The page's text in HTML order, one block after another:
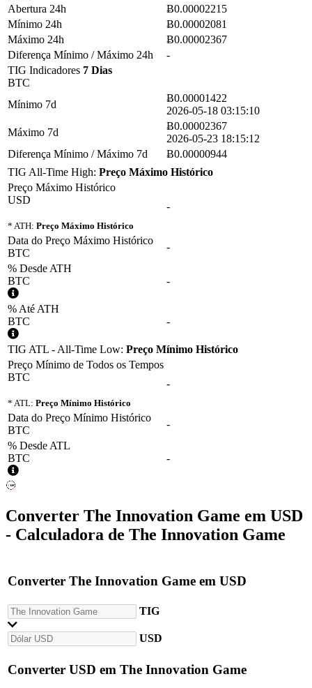
Abertura 24h
Ƀ0.00002215
Mínimo 24h
Ƀ0.00002081
Máximo 24h
Ƀ0.00002367
Diferença Mínimo / Máximo 24h
-
TIG Indicadores 7 Dias
BTC
Mínimo 7d
Ƀ0.00001422
2026-05-18 03:15:10
Máximo 7d
Ƀ0.00002367
2026-05-23 18:15:12
Diferença Mínimo / Máximo 7d
Ƀ0.00000944
TIG All-Time High: Preço Máximo Histórico
Preço Máximo Histórico
USD
* ATH: Preço Máximo Histórico
-
Data do Preço Máximo Histórico
BTC
-
% Desde ATH
BTC
-
% Até ATH
BTC
-
TIG ATL - All-Time Low: Preço Mínimo Histórico
Preço Mínimo de Todos os Tempos
BTC
* ATL: Preço Mínimo Histórico
-
Data do Preço Mínimo Histórico
BTC
-
% Desde ATL
BTC
-
Converter The Innovation Game em USD
- Calculadora de The Innovation Game
Converter The Innovation Game em USD
TIG
USD
Converter USD em The Innovation Game